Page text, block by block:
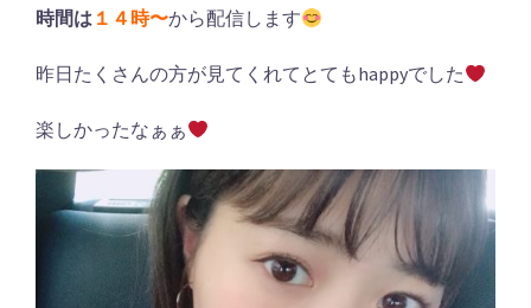
時間は １４時〜から配信します
昨日たくさんの方が見てくれてとてもhappyでした
楽しかったなぁぁ